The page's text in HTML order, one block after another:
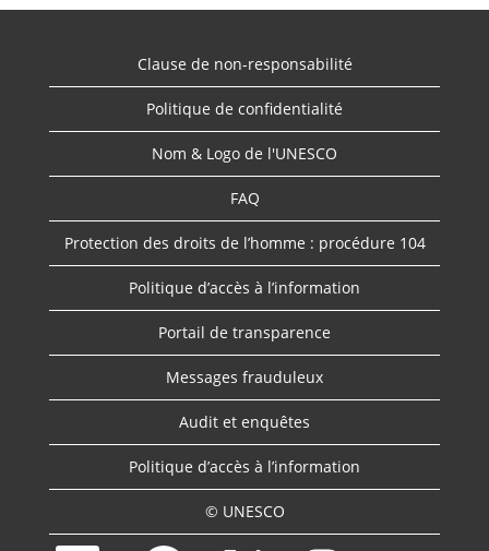
Clause de non-responsabilité
Politique de confidentialité
Nom & Logo de l'UNESCO
FAQ
Protection des droits de l’homme : procédure 104
Politique d’accès à l’information
Portail de transparence
Messages frauduleux
Audit et enquêtes
Politique d’accès à l’information
© UNESCO